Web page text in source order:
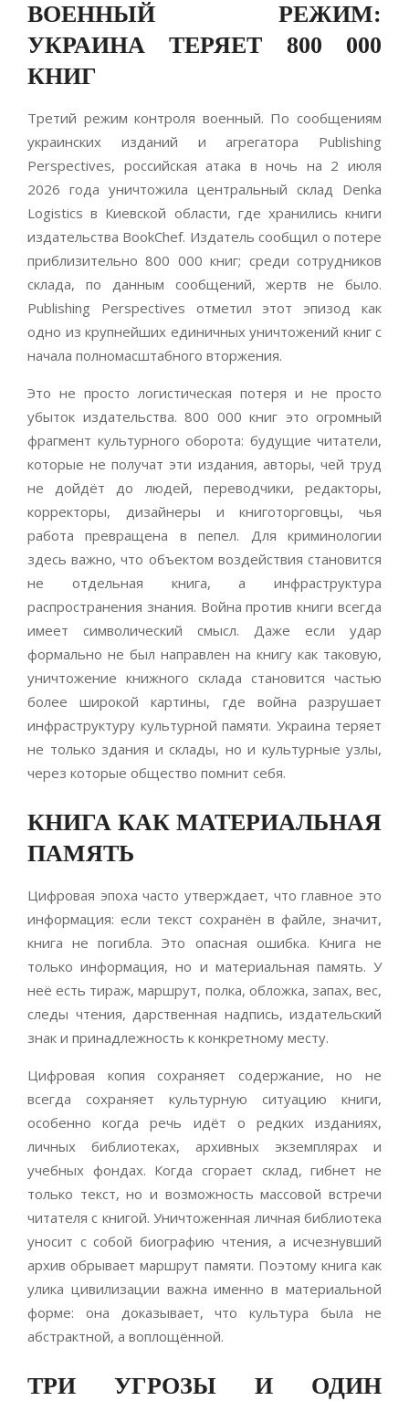
ВОЕННЫЙ РЕЖИМ:
УКРАИНА ТЕРЯЕТ 800 000
КНИГ
Третий режим контроля военный. По сообщениям
украинских изданий и агрегатора Publishing
Perspectives, российская атака в ночь на 2 июля
2026 года уничтожила центральный склад Denka
Logistics в Киевской области, где хранились книги
издательства BookChef. Издатель сообщил о потере
приблизительно 800 000 книг; среди сотрудников
склада, по данным сообщений, жертв не было.
Publishing Perspectives отметил этот эпизод как
одно из крупнейших единичных уничтожений книг с
начала полномасштабного вторжения.
Это не просто логистическая потеря и не просто
убыток издательства. 800 000 книг это огромный
фрагмент культурного оборота: будущие читатели,
которые не получат эти издания, авторы, чей труд
не дойдёт до людей, переводчики, редакторы,
корректоры, дизайнеры и книготорговцы, чья
работа превращена в пепел. Для криминологии
здесь важно, что объектом воздействия становится
не отдельная книга, а инфраструктура
распространения знания. Война против книги всегда
имеет символический смысл. Даже если удар
формально не был направлен на книгу как таковую,
уничтожение книжного склада становится частью
более широкой картины, где война разрушает
инфраструктуру культурной памяти. Украина теряет
не только здания и склады, но и культурные узлы,
через которые общество помнит себя.
КНИГА КАК МАТЕРИАЛЬНАЯ
ПАМЯТЬ
Цифровая эпоха часто утверждает, что главное это
информация: если текст сохранён в файле, значит,
книга не погибла. Это опасная ошибка. Книга не
только информация, но и материальная память. У
неё есть тираж, маршрут, полка, обложка, запах, вес,
следы чтения, дарственная надпись, издательский
знак и принадлежность к конкретному месту.
Цифровая копия сохраняет содержание, но не
всегда сохраняет культурную ситуацию книги,
особенно когда речь идёт о редких изданиях,
личных библиотеках, архивных экземплярах и
учебных фондах. Когда сгорает склад, гибнет не
только текст, но и возможность массовой встречи
читателя с книгой. Уничтоженная личная библиотека
уносит с собой биографию чтения, а исчезнувший
архив обрывает маршрут памяти. Поэтому книга как
улика цивилизации важна именно в материальной
форме: она доказывает, что культура была не
абстрактной, а воплощённой.
ТРИ УГРОЗЫ И ОДИН